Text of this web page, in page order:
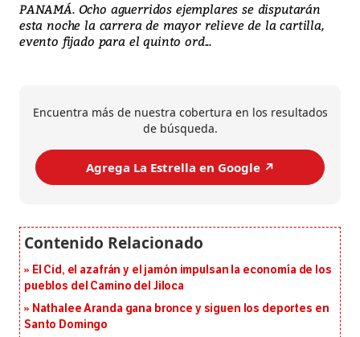
PANAMÁ. Ocho aguerridos ejemplares se disputarán
esta noche la carrera de mayor relieve de la cartilla,
evento fijado para el quinto ord...
Encuentra más de nuestra cobertura en los resultados
de búsqueda.
Agrega La Estrella en Google ↗️
El Cid, el azafrán y el jamón impulsan la economía de los
pueblos del Camino del Jiloca
Nathalee Aranda gana bronce y siguen los deportes en
Santo Domingo